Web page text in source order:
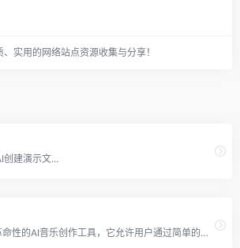
实用的网络站点资源收集与分享！
创建演示文...
Udio是一款革命性的AI音乐创作工具，它允许用户通过简单的文本提示快速生成高质量音乐作品。Udio特别强调在合成人声中捕捉情感的能力，支持广泛的音乐类型，包括但不限于EDM、钢琴爵士、新灵魂乐、极端金属等。此外，Udio还支持多语言歌声创作，音轨长度扩展和定制，以及个性化和创造力表达的丰富定制选项。